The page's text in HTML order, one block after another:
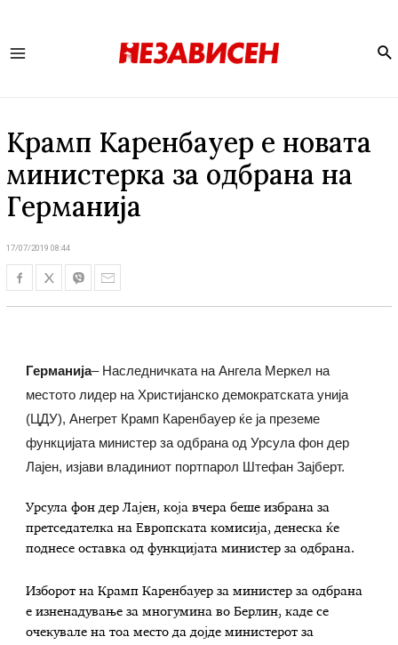
Крамп Каренбауер е новата
министерка за одбрана на
Германија
17/07/2019 08:44
Германија– Наследничката на Ангела Меркел на
местото лидер на Христијанско демократската унија
(ЦДУ), Анегрет Крамп Каренбауер ќе ја преземе
функцијата министер за одбрана од Урсула фон дер
Лајен, изјави владиниот портпарол Штефан Зајберт.
Урсула фон дер Лајен, која вчера беше избрана за
претседателка на Европската комисија, денеска ќе
поднесе оставка од функцијата министер за одбрана.
Изборот на Крамп Каренбауер за министер за одбрана
е изненадување за многумина во Берлин, каде се
очекувале на тоа место да дојде министерот за